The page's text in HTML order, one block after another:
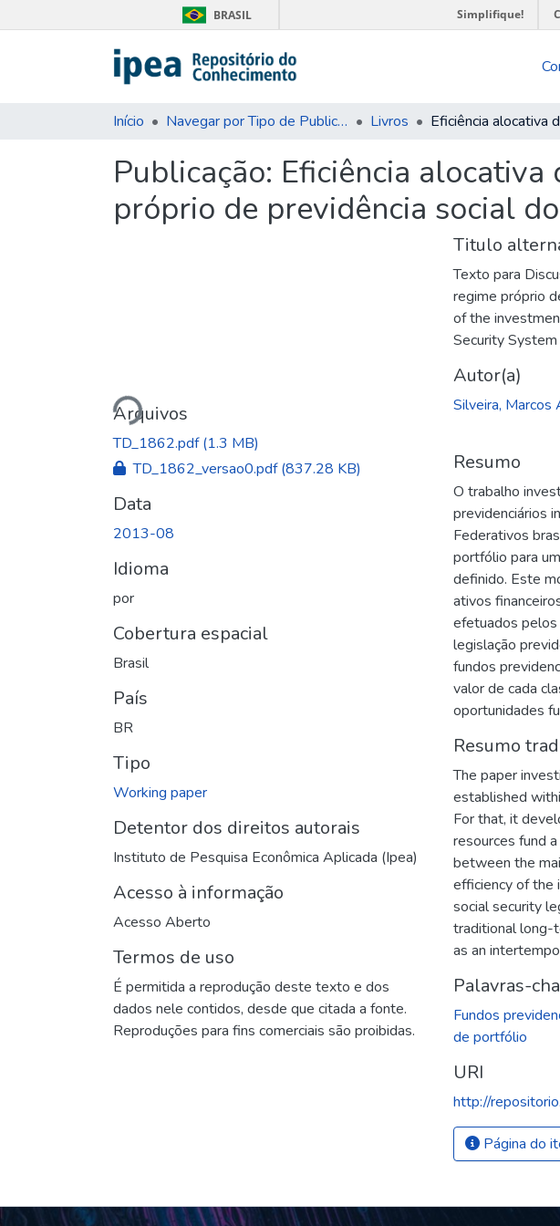
BRASIL Simplifique!
Início Navegar por Tipo de Publicação Livros
Publicação: Eficiência
próprio de previdência social
Carregando...
Arquivos
TD_1862.pdf(1.3 MB)
TD_1862_versao0.pdf(837.28 KB)
Data
2013-08
Idioma
por
Cobertura espacial
Brasil
País
BR
Tipo
Working paper
Detentor dos direitos autorais
Instituto de Pesquisa Econômica Aplicada (Ipea)
Acesso à informação
Acesso Aberto
Termos de uso
É permitida a reprodução deste texto e dos
dados nele contidos, desde que citada a fonte.
Reproduções para fins comerciais são proibidas.
Titulo
Texto para
regime próprio
of the
Security
Autor(a)
Silveira, Marcos
Resumo
O trabalho
previdenciários
Federativos
portfólio para
definido. Este
ativos
efetuados
legislação
fundos
valor de cada
oportunidades
Resumo
The paper
established
For that, it
resources fund
between the
efficiency of the
social security
traditional long-
as an
Palavras-
Fundos
de portfólio
URI
http://
Página do